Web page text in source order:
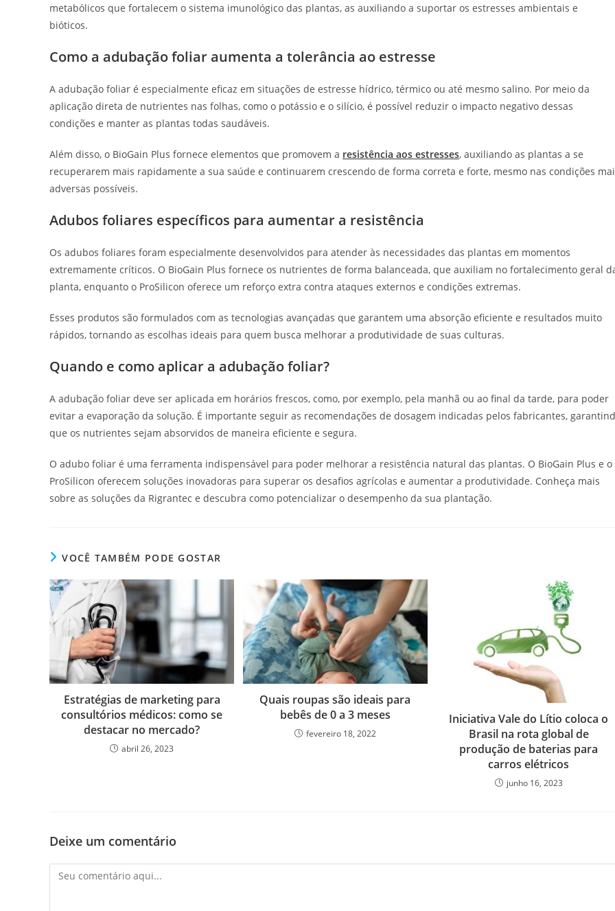
metabólicos que fortalecem o sistema imunológico das plantas, as auxiliando a suportar os estresses ambientais e
bióticos.
Como a adubação foliar aumenta a tolerância ao estresse
A adubação foliar é especialmente eficaz em situações de estresse hídrico, térmico ou até mesmo salino. Por meio da
aplicação direta de nutrientes nas folhas, como o potássio e o silício, é possível reduzir o impacto negativo dessas
condições e manter as plantas todas saudáveis.
Além disso, o BioGain Plus fornece elementos que promovem a resistência aos estresses, auxiliando as plantas a se
recuperarem mais rapidamente a sua saúde e continuarem crescendo de forma correta e forte, mesmo nas condições
adversas possíveis.
Adubos foliares específicos para aumentar a resistência
Os adubos foliares foram especialmente desenvolvidos para atender às necessidades das plantas em momentos
extremamente críticos. O BioGain Plus fornece os nutrientes de forma balanceada, que auxiliam no fortalecimento geral
planta, enquanto o ProSilicon oferece um reforço extra contra ataques externos e condições extremas.
Esses produtos são formulados com as tecnologias avançadas que garantem uma absorção eficiente e resultados muito
rápidos, tornando as escolhas ideais para quem busca melhorar a produtividade de suas culturas.
Quando e como aplicar a adubação foliar?
A adubação foliar deve ser aplicada em horários frescos, como, por exemplo, pela manhã ou ao final da tarde, para poder
evitar a evaporação da solução. É importante seguir as recomendações de dosagem indicadas pelos fabricantes,
que os nutrientes sejam absorvidos de maneira eficiente e segura.
O adubo foliar é uma ferramenta indispensável para poder melhorar a resistência natural das plantas. O BioGain Plus e o
ProSilicon oferecem soluções inovadoras para superar os desafios agrícolas e aumentar a produtividade. Conheça mais
sobre as soluções da Rigrantec e descubra como potencializar o desempenho da sua plantação.
VOCÊ TAMBÉM PODE GOSTAR
Estratégias de marketing para
consultórios médicos: como se
destacar no mercado?
abril 26, 2023
Quais roupas são ideais para
bebês de 0 a 3 meses
fevereiro 18, 2022
Iniciativa Vale do Lítio coloca o
Brasil na rota global de
produção de baterias para
carros elétricos
junho 16, 2023
Deixe um comentário
Comentário